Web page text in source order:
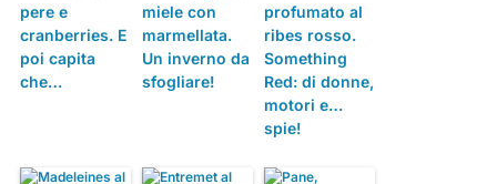
pere e
cranberries. E
poi capita
che…
miele con
marmellata.
Un inverno da
sfogliare!
profumato al
ribes rosso.
Something
Red: di donne,
motori e…
spie!